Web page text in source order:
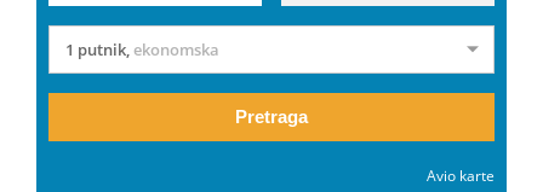
1 putnik,ekonomska
Pretraga
Avio karte